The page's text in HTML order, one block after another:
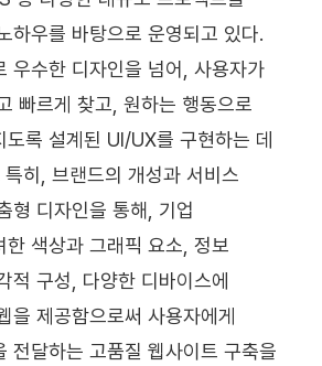
하우를 바탕으로 운영되고 있다.
우수한 디자인을 넘어, 사용자가
빠르게 찾고, 원하는 행동으로
록 설계된 UI/UX를 구현하는 데
히, 브랜드의 개성과 서비스
형 디자인을 통해, 기업
한 색상과 그래픽 요소, 정보
적 구성, 다양한 디바이스에
을 제공함으로써 사용자에게
전달하는 고품질 웹사이트 구축을